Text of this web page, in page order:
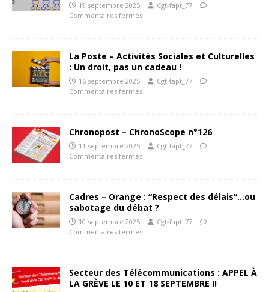
19 septembre 2025
Cgt-fapt_77
Commentaires fermés
La Poste – Activités Sociales et Culturelles
: Un droit, pas un cadeau !
16 septembre 2025
Cgt-fapt_77
Commentaires fermés
Chronopost – ChronoScope n°126
11 septembre 2025
Cgt-fapt_77
Commentaires fermés
Cadres – Orange : “Respect des délais”…ou
sabotage du débat ?
10 septembre 2025
Cgt-fapt_77
Commentaires fermés
Secteur des Télécommunications : APPEL À
LA GRÈVE LE 10 ET 18 SEPTEMBRE !!